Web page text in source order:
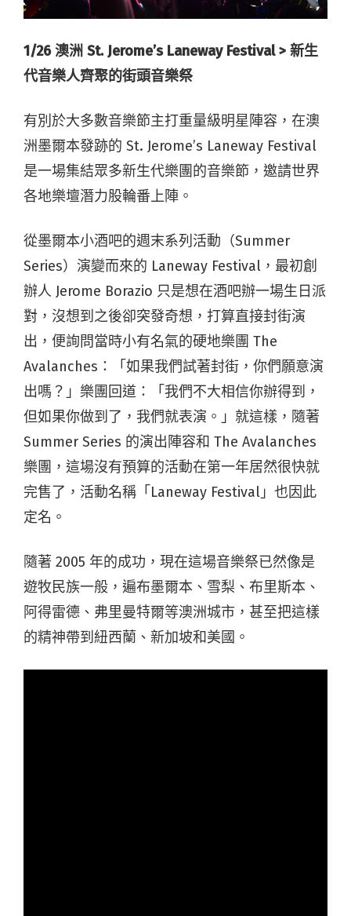
1/26 澳洲 St. Jerome’s Laneway Festival > 新生
代音樂人齊聚的街頭音樂祭
有別於大多數音樂節主打重量級明星陣容，在澳
洲墨爾本發跡的 St. Jerome’s Laneway Festival
是一場集結眾多新生代樂團的音樂節，邀請世界
各地樂壇潛力股輪番上陣。
從墨爾本小酒吧的週末系列活動（Summer
Series）演變而來的 Laneway Festival，最初創
辦人 Jerome Borazio 只是想在酒吧辦一場生日派
對，沒想到之後卻突發奇想，打算直接封街演
出，便詢問當時小有名氣的硬地樂團 The
Avalanches：「如果我們試著封街，你們願意演
出嗎？」樂團回道：「我們不大相信你辦得到，
但如果你做到了，我們就表演。」就這樣，隨著
Summer Series 的演出陣容和 The Avalanches
樂團，這場沒有預算的活動在第一年居然很快就
完售了，活動名稱「Laneway Festival」也因此
定名。
隨著 2005 年的成功，現在這場音樂祭已然像是
遊牧民族一般，遍布墨爾本、雪梨、布里斯本、
阿得雷德、弗里曼特爾等澳洲城市，甚至把這樣
的精神帶到紐西蘭、新加坡和美國。